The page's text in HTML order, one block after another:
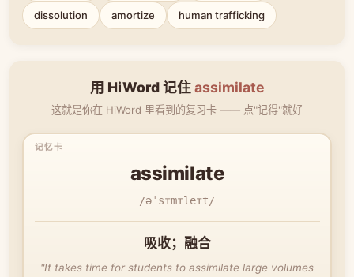
dissolution amortize human trafficking
用 HiWord 记住assimilate
这就是你在 HiWord 里看到的复习卡 —— 点"记得"就好
assimilate
/əˈsɪmɪleɪt/
吸收；融合
"It takes time for students to assimilate large volumes